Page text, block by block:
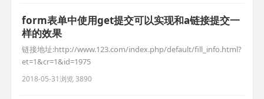
form表单中使用get提交可以实现和a链接提交一
样的效果
链接地址:http://www.123.com/index.php/default/fill_info.html?
et=1&cr=1&id=1975
2018-05-31浏览 3890